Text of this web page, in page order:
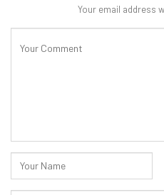
Your email address